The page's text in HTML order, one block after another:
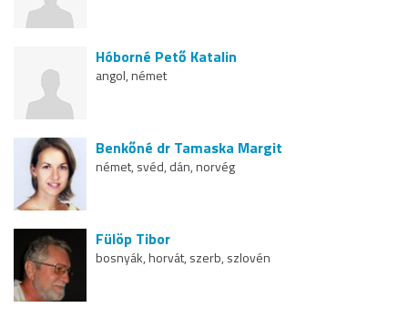
Hóborné Pető Katalin
angol, német
Benkőné dr Tamaska Margit
német, svéd, dán, norvég
Fülöp Tibor
bosnyák, horvát, szerb, szlovén